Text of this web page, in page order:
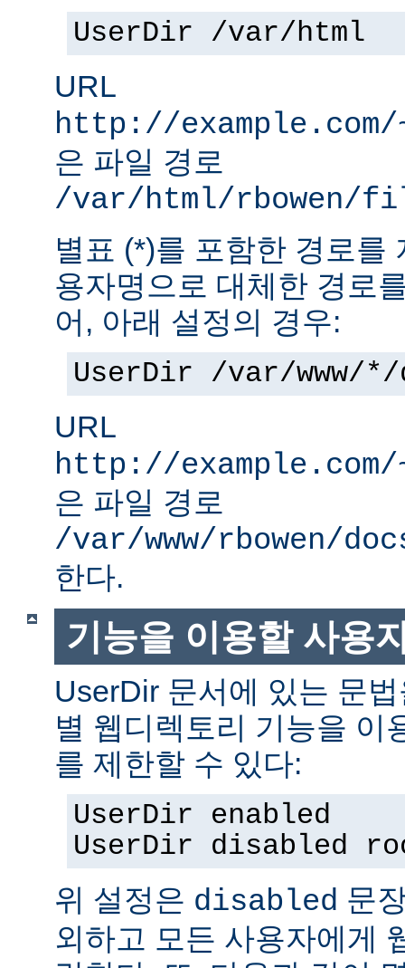
UserDir /var/html
URL
http://
은 파일 경로
/var/html/rbowen/
별표 (*)를 포함한 경로를
용자명으로 대체한 경로
어, 아래 설정의 경우:
UserDir /var/www/*/
URL
http://
은 파일 경로
/var/www/rbowen/
한다.
기능을 이용할 사용
UserDir 문서에 있는 문
별 웹디렉토리 기능을 이
를 제한할 수 있다:
UserDir enabled
UserDir disabled
위 설정은 disabled 문
외하고 모든 사용자에게